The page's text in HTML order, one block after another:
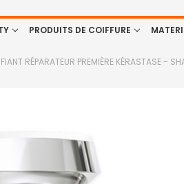
PRODUITS DE COIFFURE
RÉPARATEUR PREMIÈRE KÉRASTASE -